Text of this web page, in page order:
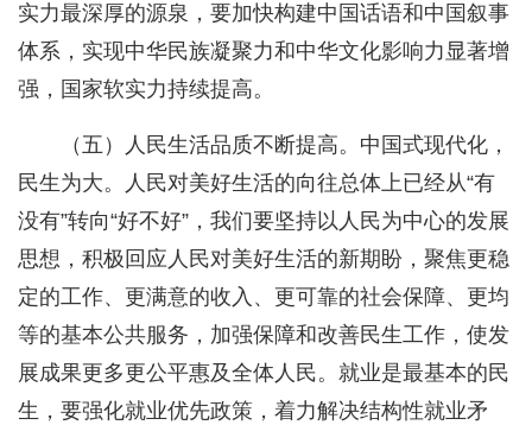
实力最深厚的源泉，要加快构建中国话语和中国叙事
体系，实现中华民族凝聚力和中华文化影响力显著增
强，国家软实力持续提高。
（五）人民生活品质不断提高。中国式现代化，
民生为大。人民对美好生活的向往总体上已经从“有
没有”转向“好不好”，我们要坚持以人民为中心的发展
思想，积极回应人民对美好生活的新期盼，聚焦更稳
定的工作、更满意的收入、更可靠的社会保障、更均
等的基本公共服务，加强保障和改善民生工作，使发
展成果更多更公平惠及全体人民。就业是最基本的民
生，要强化就业优先政策，着力解决结构性就业矛